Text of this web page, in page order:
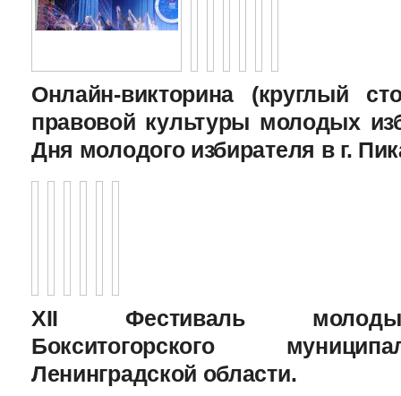
Онлайн-викторина (круглый
правовой культуры молодых
Дня молодого избирателя в г.
XII Фестиваль
Бокситогорского
Ленинградской области.